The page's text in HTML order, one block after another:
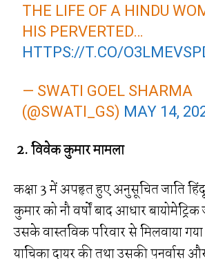
THE LIFE OF A HINDU
HIS PERVERTED…
HTTPS://T.CO/
— SWATI GOEL SHARMA
(@SWATI_GS) MAY 14,
2. विवेक कुमार मामला
कक्षा 3 में अपहृत हुए अनुसूचित जाति
कुमार को नौ वर्षों बाद आधार
उसके वास्तविक परिवार से मिलवाया
याचिका दायर की तथा उसकी पुनर्वास